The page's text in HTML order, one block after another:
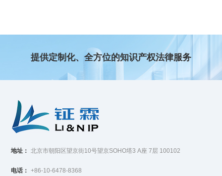
提供定制化、全方位的知识产权法律服务
地址： 北京市朝阳区望京街10号望京SOHO塔3 A座 7层 100102
电话： +86-10-6478-8368